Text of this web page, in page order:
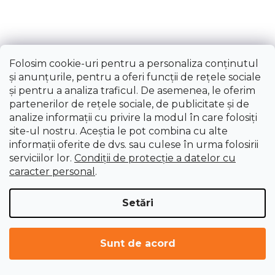
Folosim cookie-uri pentru a personaliza conținutul
și anunțurile, pentru a oferi funcții de rețele sociale
și pentru a analiza traficul. De asemenea, le oferim
partenerilor de rețele sociale, de publicitate și de
analize informații cu privire la modul în care folosiți
site-ul nostru. Aceștia le pot combina cu alte
informații oferite de dvs. sau culese în urma folosirii
serviciilor lor. Condiții de protecție a datelor cu
caracter personal .
Setări
Sunt de acord
Colier 11mm Holzmann UWS3SPZ11
Livrare imediată
75,13 lei